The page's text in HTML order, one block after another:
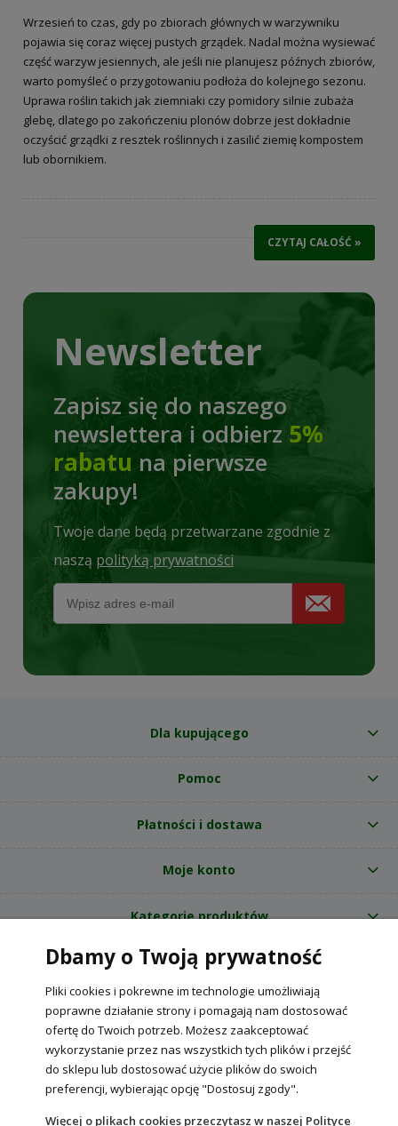
Wrzesień to czas, gdy po zbiorach głównych w warzywniku
pojawia się coraz więcej pustych grządek. Nadal można wysiewać
część warzyw jesiennych, ale jeśli nie planujesz późnych zbiorów,
warto pomyśleć o przygotowaniu podłoża do kolejnego sezonu.
Uprawa roślin takich jak ziemniaki czy pomidory silnie zubaża
glebę, dlatego po zakończeniu plonów dobrze jest dokładnie
oczyścić grządki z resztek roślinnych i zasilić ziemię kompostem
lub obornikiem.
CZYTAJ CAŁOŚĆ »
Newsletter
Zapisz się do naszego
newslettera i odbierz 5%
rabatu na pierwsze
zakupy!
Twoje dane będą przetwarzane zgodnie z
naszą polityką prywatności
Dla kupującego
Pomoc
Płatności i dostawa
Moje konto
Kategorie produktów
O nas
Internetowy sklep ogrodniczy z nasionami RajOgrodnika.pl
NIP: 6090037061, REGON: 260240470 | Czarnca, ul. Tęczowa 31, 29-100
Włoszczowa
POKAŻ PEŁNĄ WERSJĘ STRONY
Dbamy o Twoją prywatność
Pliki cookies i pokrewne im technologie umożliwiają
poprawne działanie strony i pomagają nam dostosować
ofertę do Twoich potrzeb. Możesz zaakceptować
wykorzystanie przez nas wszystkich tych plików i przejść
do sklepu lub dostosować użycie plików do swoich
preferencji, wybierając opcję "Dostosuj zgody".
Więcej o plikach cookies przeczytasz w naszej Polityce